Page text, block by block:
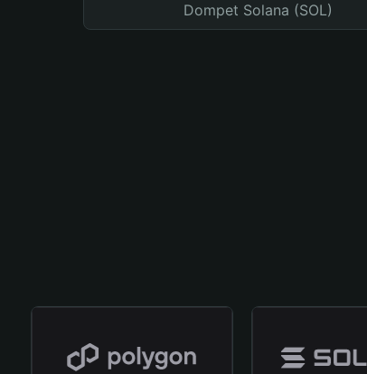
Dompet Solana (SOL)